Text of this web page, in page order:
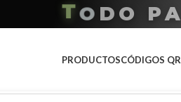
TO D O P A
PRODUCTOSCÓDIGOS QR